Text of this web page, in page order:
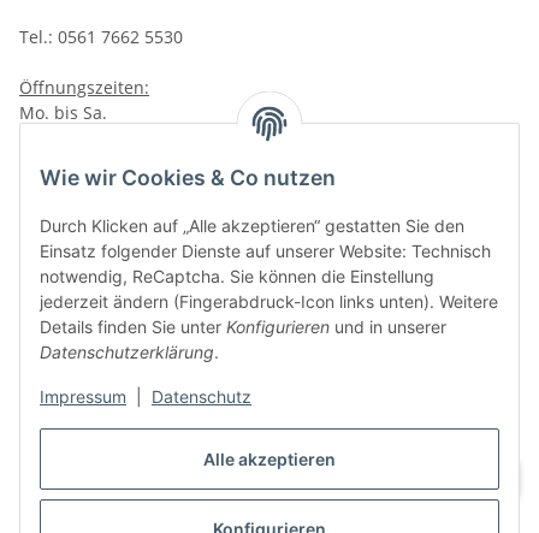
Alle akzeptieren
Wie wir Cookies & Co nutzen
Durch Klicken auf „Alle akzeptieren“ gestatten Sie den
Einsatz folgender Dienste auf unserer Website: Technisch
notwendig, ReCaptcha. Sie können die Einstellung
jederzeit ändern (Fingerabdruck-Icon links unten). Weitere
Details finden Sie unter Konfigurieren und in unserer
Datenschutzerklärung.
Impressum Datenschutz
Tel.: 0561 7662 5530
Öffnungszeiten:
Mo. bis Sa.
VAPERZ Vellmar
Lange Wender 7
34246 Vellmar
Zu Google Maps
Tel.: 0561 9885 9996
Mo. bis Sa.
10:00 - 19:00Uhr